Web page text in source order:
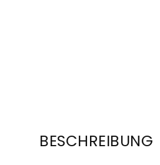
BESCHREIBUNG